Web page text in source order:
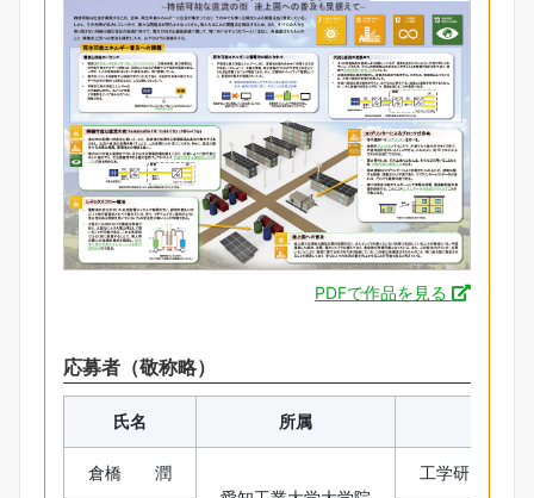
PDFで作品を見る
応募者（敬称略）
氏名 所属
倉橋 潤
工学研究科